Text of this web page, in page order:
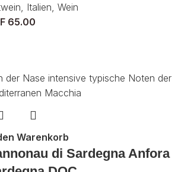
Italien Wein
65.00
Warenkorb
di Sardegna Anfora